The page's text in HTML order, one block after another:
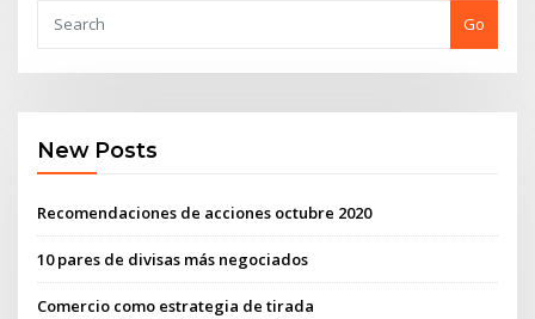
Go
New Posts
Recomendaciones de acciones octubre 2020
10 pares de divisas más negociados
Comercio como estrategia de tirada